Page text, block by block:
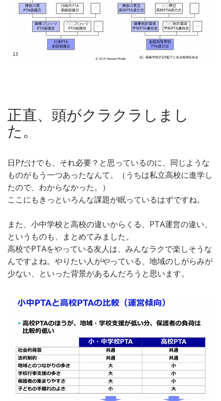
正直、頭がクラクラしまし
た。
日Pだけでも、それ必要？と思っているのに、同じような
ものがもう一つあったなんて。（うちは私立高校に進学し
たので、わからなかった。）
ここにもきっといろんな課題が眠っているはずですね。
また、小中学校と高校の違いからくる、PTA運営の違い、
というものも、まとめてみました。
高校でPTAをやっている友人は、みんなラクで楽しそうな
んですよね。やりたい人がやっている、地域のしがらみが
少ない、といった背景があるんだろうと思います。